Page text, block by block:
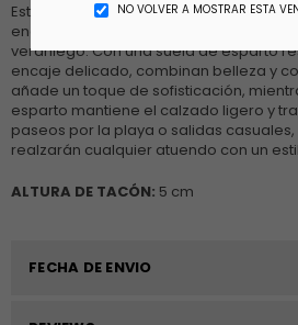
NO VOLVER A MOSTRAR ESTA
Estas alpargatas de encaje dorado
encantadora y práctica a cualquier
veraniego. Con una suela de esparto
encaje delicado, combinan belleza y
añade un toque de sofisticación,
esparto mantiene el calzado ligero y
paseos por la playa o salidas
realzarán cualquier atuendo con un
ALTURA DE TACÓN: 5 cm
FECHA DE ENVIO